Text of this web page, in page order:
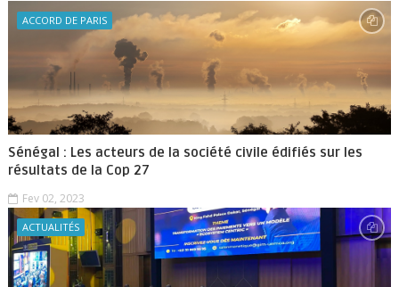
ACCORD DE PARIS
Sénégal : Les acteurs de la société civile édifiés sur les
résultats de la Cop 27
Fev 02, 2023
ACTUALITÉS